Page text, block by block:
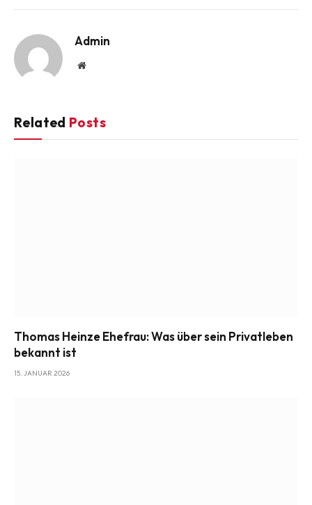
Admin
Website
Related Posts
Thomas Heinze Ehefrau: Was über sein Privatleben
bekannt ist
15. JANUAR 2026